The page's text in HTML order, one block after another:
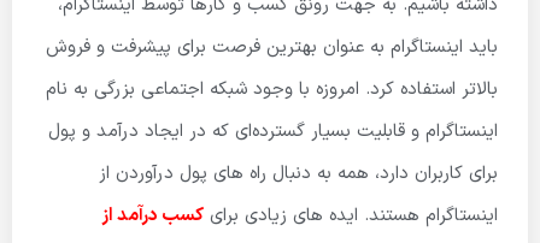
باید اینستاگرام به عنوان بهترین فرصت برای پیشرفت و فروش
بالاتر استفاده کرد. امروزه با وجود شبکه اجتماعی بزرگی به نام
اینستاگرام و قابلیت بسیار گسترده‌ای که در ایجاد درآمد و پول
برای کاربران دارد، همه به دنبال راه های پول درآوردن از
اینستاگرام هستند. ایده های زیادی برای کسب درآمد از